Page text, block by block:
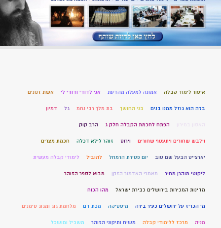
איסור לימוד קבלה אמונה למעלה מהדעת אני לדודי ודודי לי אשת זנונים
בזה הוא גוזל ממנו בנים בני החושך בת מלך רבי נחמ גל דמיון
הפתח לחכמת הקבלה חלק ג הרב קוק
וילבש שחורים ויתעטף שחורים וירוס זוהר לילא דכלה חכמת מצרים
יארצייט הבעל שם טוב יום פטירת הרמחל להוביל לימודי קבלה מעשית
ליקוטי מוהרן מחיר מאמרי האדמור הזקן מבוא לספר הזוהר
מדינות המכירות בירושלים כבירת ישראל מהו הכוח
מי הכריז על ירושלים כעיר בירה מיסטיקה מכת דם מלחמת גוג ומגוג סימנים
מניה מרכז ללימודי קבלה משיח ותיקוני הזוהר משכיל ומושכל